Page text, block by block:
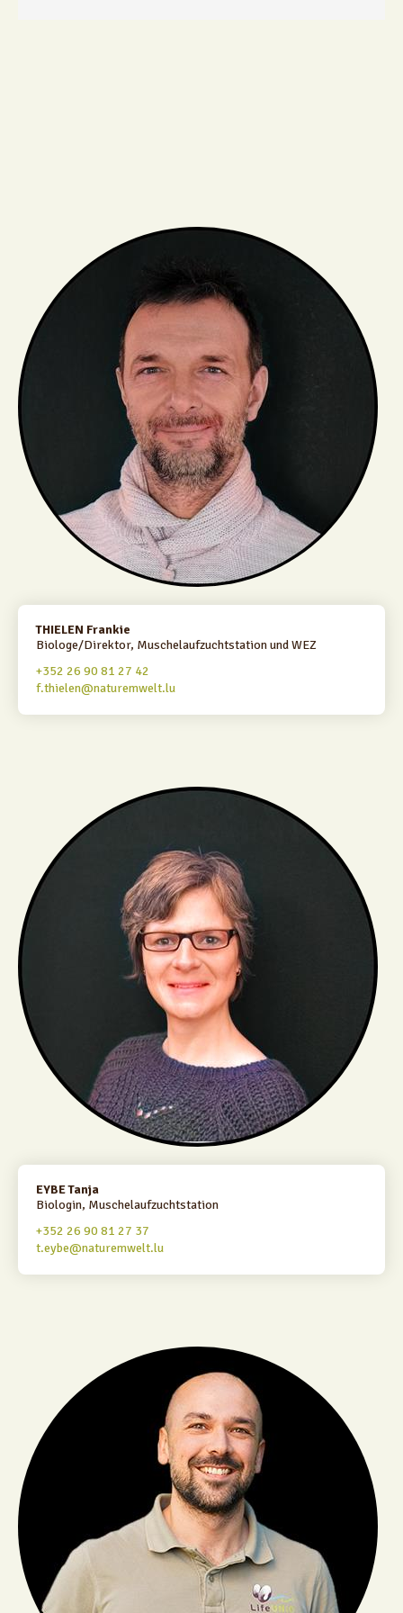
THIELEN Frankie
Biologe/Direktor, Muschelaufzuchtstation und WEZ
+352 26 90 81 27 42
f.thielen@naturemwelt.lu
EYBE Tanja
Biologin, Muschelaufzuchtstation
+352 26 90 81 27 37
t.eybe@naturemwelt.lu